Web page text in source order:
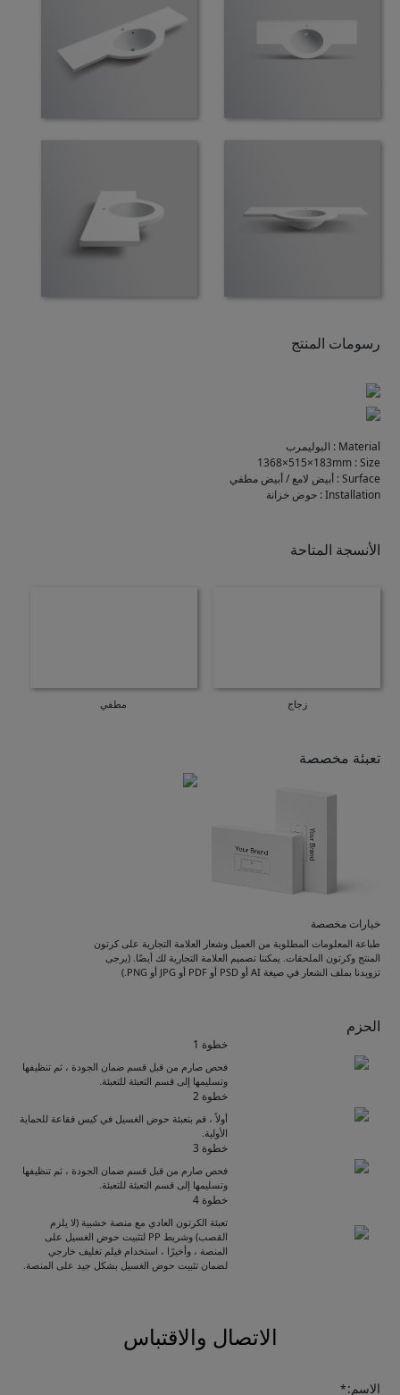
رسومات المنتج
Material
: البوليمرب
Size
:
1368×515×183mm
Surface
: أبيض لامع / أبيض مطفي
Installation
: حوض خزانة
الأنسجة المتاحة
زجاج مطفي
تعبئة مخصصة
خيارات مخصصة
طباعة المعلومات المطلوبة من العميل وشعار العلامة التجارية على كرتون
المنتج وكرتون الملحقات. يمكننا تصميم العلامة التجارية لك أيضًا. (يرجى
تزويدنا بملف الشعار في صيغة AI أو PSD أو PDF أو JPG أو PNG.)
الحزم
خطوة 1
فحص صارم من قبل قسم ضمان الجودة ، ثم تنظيفها
وتسليمها إلى قسم التعبئة للتعبئة.
خطوة 2
أولاً ، قم بتعبئة حوض الغسيل في كيس فقاعة للحماية
الأولية.
خطوة 3
فحص صارم من قبل قسم ضمان الجودة ، ثم تنظيفها
وتسليمها إلى قسم التعبئة للتعبئة.
خطوة 4
تعبئة الكرتون العادي مع منصة خشبية (لا يلزم
القصب) وشريط PP لتثبيت حوض الغسيل على
المنصة ، وأخيرًا ، استخدام فيلم تغليف خارجي
لضمان تثبيت حوض الغسيل بشكل جيد على المنصة.
Get Catalogue
Please leave your contact information,the
catalogue will be sent to your mailbox
الاتصال والاقتباس
الاسم:*